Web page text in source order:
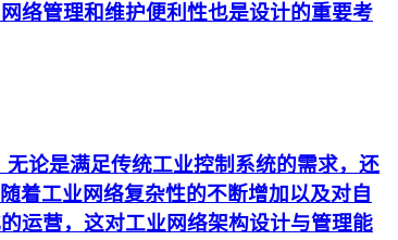
络管理和维护便利性也是设计的重要考
论是满足传统工业控制系统的需求，还
着工业网络复杂性的不断增加以及对自
运营，这对工业网络架构设计与管理能